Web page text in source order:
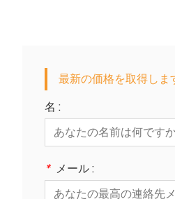
最新の価格を取得しま
名 :
* メール :